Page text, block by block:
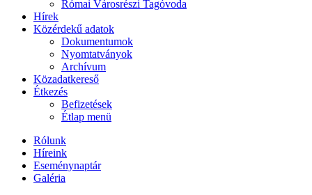
Római Városrészi Tagóvoda
Hírek
Közérdekű adatok
Dokumentumok
Nyomtatványok
Archívum
Közadatkereső
Étkezés
Befizetések
Étlap menü
Rólunk
Híreink
Eseménynaptár
Galéria